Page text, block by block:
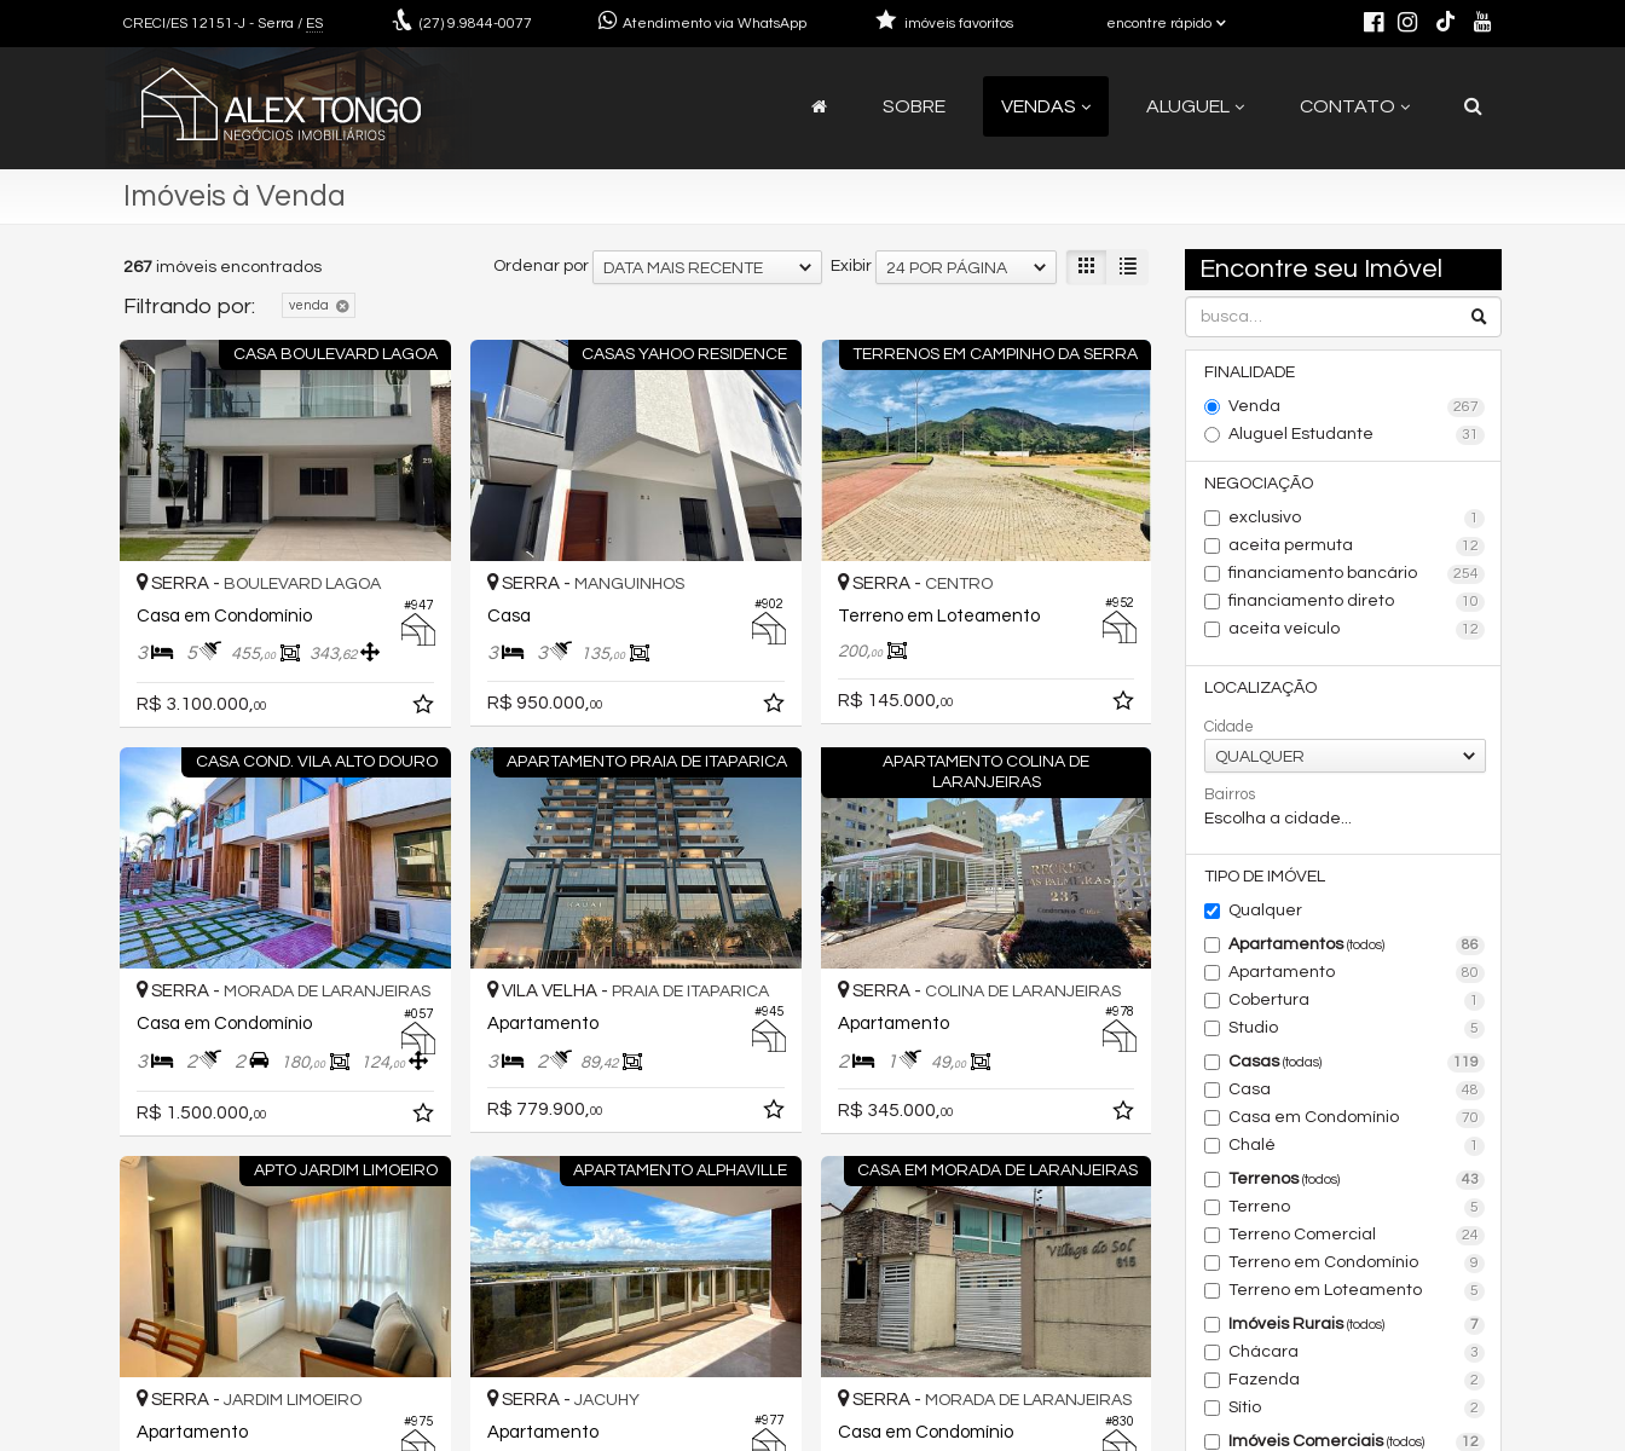
CRECI/ES 12151-J - Serra / ES (27) 9.9844-0077 Atendimento via WhatsApp encontre rápido
imóveis favoritos
SOBRE VENDAS ALUGUEL CONTATO
Imóveis à Venda
Encontre seu Imóvel
FINALIDADE
Venda
267
Aluguel Estudante 31
NEGOCIAÇÃO
exclusivo
1
aceita permuta 12
financiamento bancário 254
financiamento direto 10
aceita veículo 12
LOCALIZAÇÃO
Cidade
QUALQUER
Bairros
Escolha a cidade...
TIPO DE IMÓVEL
Qualquer
Apartamentos(todos) 86
Apartamento 80
Cobertura 1
Studio 5
Casas(todas) 119
Casa 48
Casa em Condomínio 70
Chalé 1
Terrenos(todos) 43
Terreno 5
Terreno Comercial 24
Terreno em Condomínio 9
Terreno em Loteamento 5
Imóveis Rurais(todos) 7
Chácara 3
Fazenda 2
Sítio 2
Imóveis Comerciais(todos) 12
267 imóveis encontrados Exibir 24 POR PÁGINA
Ordenar por DATA MAIS RECENTE
Filtrando por: venda
CASA BOULEVARD LAGOA
#947
SERRA - BOULEVARD LAGOA
Casa em Condomínio
3 5 455,00 343,62
R$ 3.100.000, 00
CASAS YAHOO RESIDENCE
#902
SERRA - MANGUINHOS
Casa
3 3 135,00
R$ 950.000, 00
TERRENOS EM CAMPINHO DA SERRA
#952
SERRA - CENTRO
Terreno em Loteamento
200,00
R$ 145.000, 00
CASA COND. VILA ALTO DOURO
#057
SERRA - MORADA DE LARANJEIRAS
Casa em Condomínio
3 2 2 180,00 124,00
R$ 1.500.000,00
APARTAMENTO PRAIA DE ITAPARICA
#945
VILA VELHA - PRAIA DE ITAPARICA
Apartamento
3 2 89,42
R$ 779.900,00
APARTAMENTO COLINA DE
LARANJEIRAS
#978
SERRA - COLINA DE LARANJEIRAS
Apartamento
2 1 49,00
R$ 345.000,00
APTO JARDIM LIMOEIRO
#975
SERRA - JARDIM LIMOEIRO
Apartamento
APARTAMENTO ALPHAVILLE
#977
SERRA - JACUHY
Apartamento
CASA EM MORADA DE LARANJEIRAS
#830
SERRA - MORADA DE LARANJEIRAS
Casa em Condomínio